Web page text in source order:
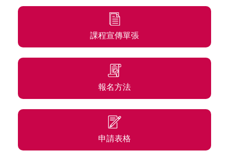
課程宣傳單張
報名方法
申請表格